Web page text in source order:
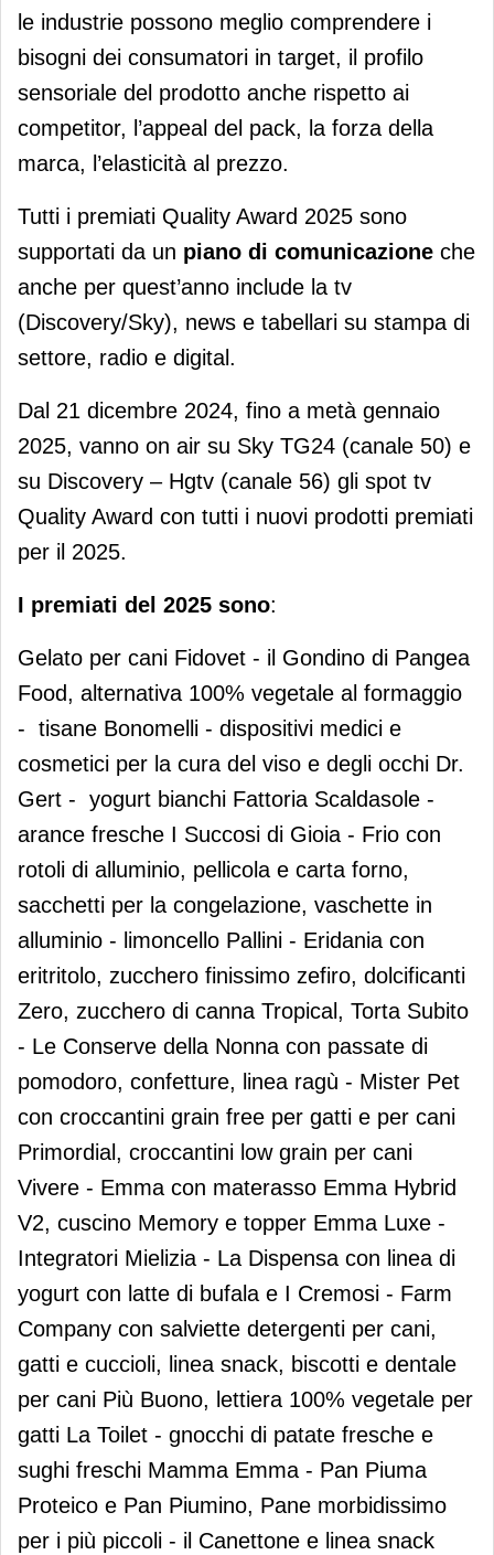
le industrie possono meglio comprendere i
bisogni dei consumatori in target, il profilo
sensoriale del prodotto anche rispetto ai
competitor, l’appeal del pack, la forza della
marca, l’elasticità al prezzo.
Tutti i premiati Quality Award 2025 sono
supportati da un piano di comunicazione che
anche per quest’anno include la tv
(Discovery/Sky), news e tabellari su stampa di
settore, radio e digital.
Dal 21 dicembre 2024, fino a metà gennaio
2025, vanno on air su Sky TG24 (canale 50) e
su Discovery – Hgtv (canale 56) gli spot tv
Quality Award con tutti i nuovi prodotti premiati
per il 2025.
I premiati del 2025 sono:
Gelato per cani Fidovet - il Gondino di Pangea
Food, alternativa 100% vegetale al formaggio
- tisane Bonomelli - dispositivi medici e
cosmetici per la cura del viso e degli occhi Dr.
Gert - yogurt bianchi Fattoria Scaldasole -
arance fresche I Succosi di Gioia - Frio con
rotoli di alluminio, pellicola e carta forno,
sacchetti per la congelazione, vaschette in
alluminio - limoncello Pallini - Eridania con
eritritolo, zucchero finissimo zefiro, dolcificanti
Zero, zucchero di canna Tropical, Torta Subito
- Le Conserve della Nonna con passate di
pomodoro, confetture, linea ragù - Mister Pet
con croccantini grain free per gatti e per cani
Primordial, croccantini low grain per cani
Vivere - Emma con materasso Emma Hybrid
V2, cuscino Memory e topper Emma Luxe -
Integratori Mielizia - La Dispensa con linea di
yogurt con latte di bufala e I Cremosi - Farm
Company con salviette detergenti per cani,
gatti e cuccioli, linea snack, biscotti e dentale
per cani Più Buono, lettiera 100% vegetale per
gatti La Toilet - gnocchi di patate fresche e
sughi freschi Mamma Emma - Pan Piuma
Proteico e Pan Piumino, Pane morbidissimo
per i più piccoli - il Canettone e linea snack